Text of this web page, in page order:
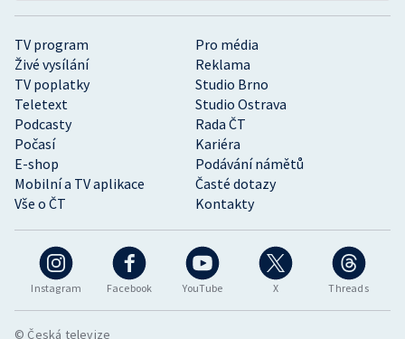
Instagram Facebook YouTube X Threads
TV program
Pro média
Živé vysílání
Reklama
TV poplatky
Studio Brno
Teletext
Studio Ostrava
Podcasty
Rada ČT
Počasí
Kariéra
E-shop
Podávání námětů
Mobilní a TV aplikace
Časté dotazy
Vše o ČT
Kontakty
© Česká televize